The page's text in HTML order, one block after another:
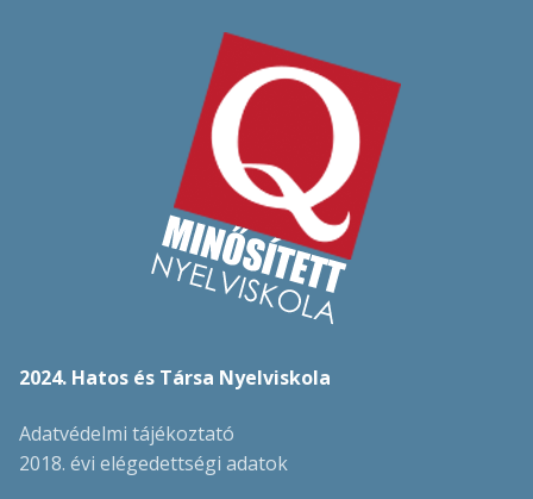
2024. Hatos és Társa Nyelviskola
Adatvédelmi tájékoztató
2018. évi elégedettségi adatok